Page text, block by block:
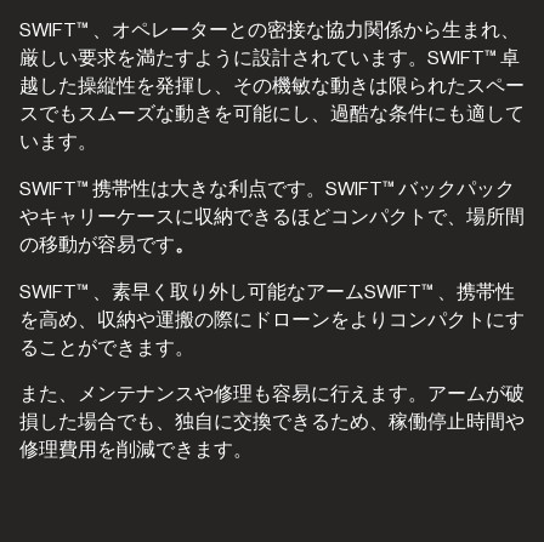
SWIFT™ 、オペレーターとの密接な協力関係から生まれ、
厳しい要求を満たすように設計されています。SWIFT™ 卓
越した操縦性を発揮し、その機敏な動きは限られたスペー
スでもスムーズな動きを可能にし、過酷な条件にも適して
います。
SWIFT™ 携帯性は大きな利点です。SWIFT™ バックパック
やキャリーケースに収納できるほどコンパクトで、場所間
の移動が容易です。
SWIFT™ 、素早く取り外し可能なアームSWIFT™ 、携帯性
を高め、収納や運搬の際にドローンをよりコンパクトにす
ることができます。
また、メンテナンスや修理も容易に行えます。アームが破
損した場合でも、独自に交換できるため、稼働停止時間や
修理費用を削減できます。